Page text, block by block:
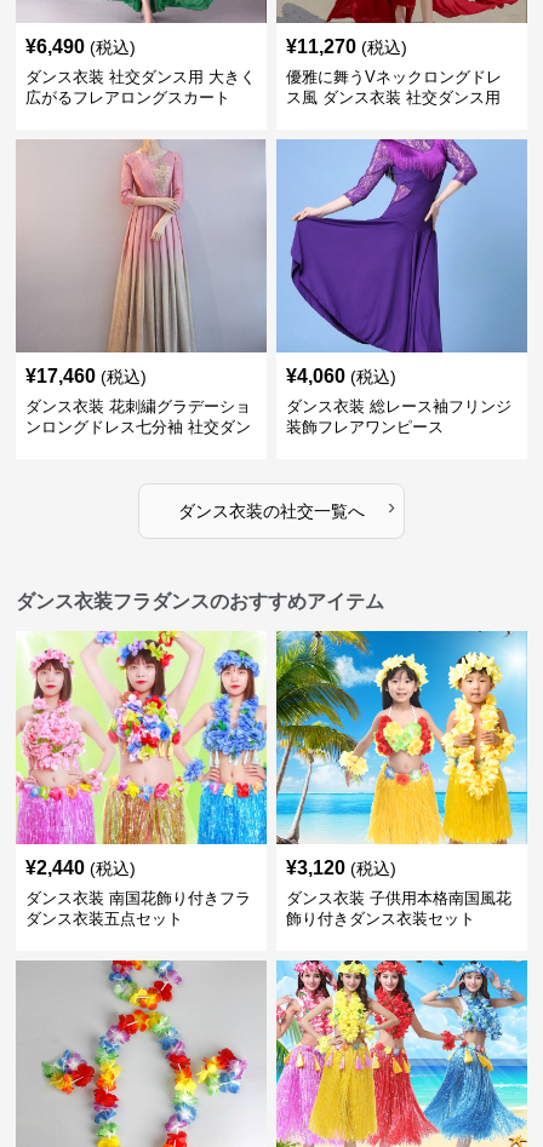
¥6,490 (税込)
ダンス衣装 社交ダンス用 大きく
広がるフレアロングスカート
¥11,270 (税込)
優雅に舞うVネックロングドレ
ス風 ダンス衣装 社交ダンス用
¥17,460 (税込)
ダンス衣装 花刺繍グラデーショ
ンロングドレス七分袖 社交ダン
¥4,060 (税込)
ダンス衣装 総レース袖フリンジ
装飾フレアワンピース
ダンス衣装の社交一覧へ ›
ダンス衣装フラダンスのおすすめアイテム
¥2,440 (税込)
ダンス衣装 南国花飾り付きフラ
ダンス衣装五点セット
¥3,120 (税込)
ダンス衣装 子供用本格南国風花
飾り付きダンス衣装セット